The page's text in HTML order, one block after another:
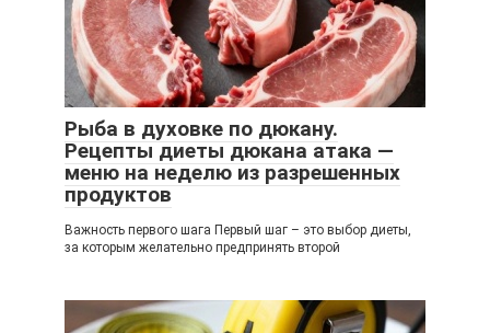
Рыба в духовке по дюкану.
Рецепты диеты дюкана атака —
меню на неделю из разрешенных
продуктов
Важность первого шага Первый шаг – это выбор диеты,
за которым желательно предпринять второй